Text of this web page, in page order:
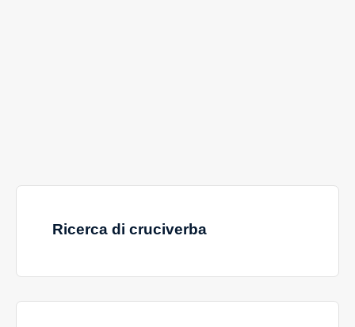
Ricerca di cruciverba